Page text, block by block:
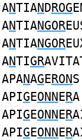
ANTIANDROG
ANTIANGOR
ANTIANGOR
ANTIGR
APANAGERON
APIGEONNER
APIGEONNER
APIGEONNER